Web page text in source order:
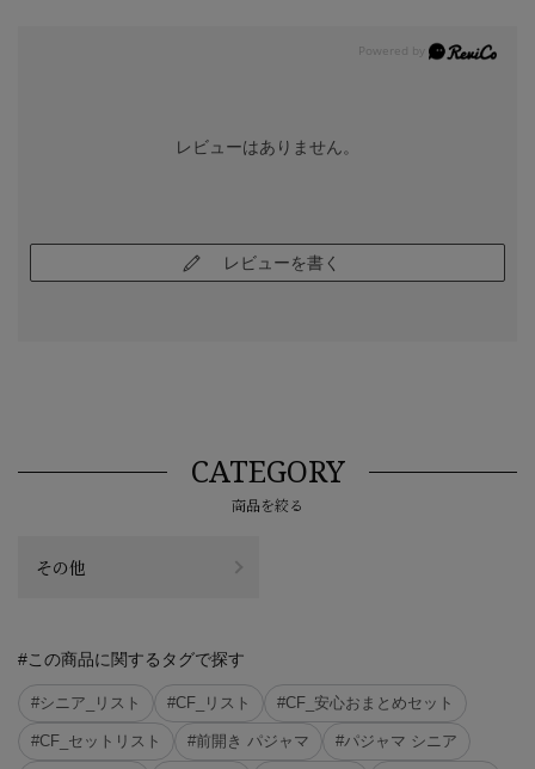
レビューはありません。
レビューを書く
CATEGORY
商品を絞る
その他
#この商品に関するタグで探す
#シニア_リスト #CF_リスト #CF_安心おまとめセット
#CF_セットリスト #前開き パジャマ #パジャマ シニア